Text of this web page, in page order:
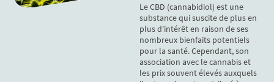
Le CBD (cannabidiol) est une
substance qui suscite de plus en
plus d'intérêt en raison de ses
nombreux bienfaits potentiels
pour la santé. Cependant, son
association avec le cannabis et
les prix souvent élevés auxquels